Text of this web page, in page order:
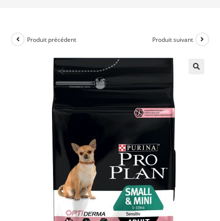
Produit précédent Produit suivant